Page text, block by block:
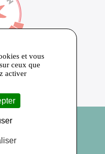
adhérents
référencés
et vous
ceux que
activer